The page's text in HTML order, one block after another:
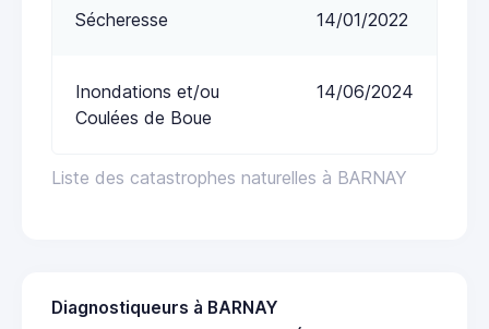
Liste des catastrophes naturelles à BARNAY
Sécheresse 14/01/2022
Inondations et/ou
Coulées de Boue
14/06/2024
Diagnostiqueurs à BARNAY